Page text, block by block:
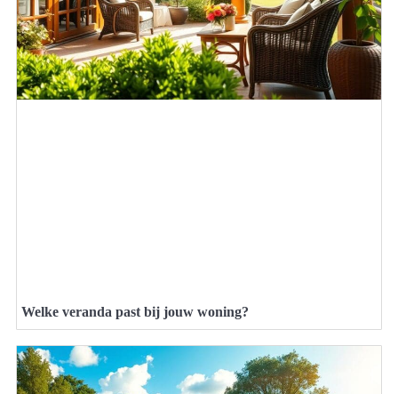
Welke veranda past bij jouw woning?